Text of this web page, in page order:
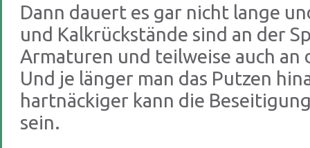
Dann dauert es gar nicht lange
und Kalkrückstände sind an der
Armaturen und teilweise auch an
Und je länger man das Putzen
hartnäckiger kann die
sein.